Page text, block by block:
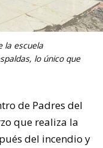
la escuela
lo único que
de Padres del
que realiza la
del incendio y